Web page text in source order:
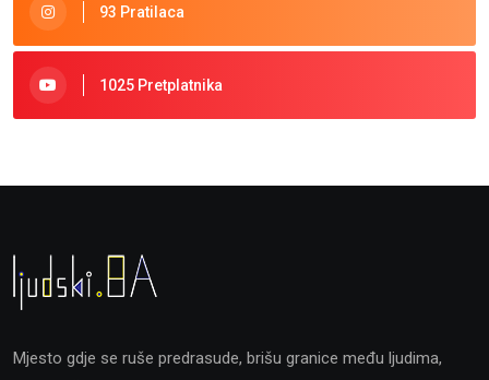
93 Pratilaca
1025 Pretplatnika
Mjesto gdje se ruše predrasude, brišu granice među ljudima,